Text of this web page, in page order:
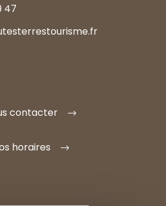
47
contacter
horaires